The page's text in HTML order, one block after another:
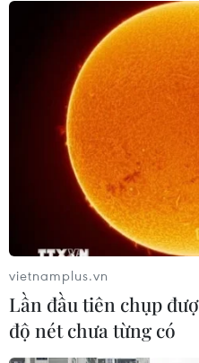
Mỹ áp mức thuế
từ Mexico và Trung
09/07/2019 02:57
Bộ Thương mại Mỹ cho
dựng của Mexico và
khoản trợ cấp từ hơn 30%
vietnamplus.vn
Lần đầu tiên chụp
độ nét chưa từng có